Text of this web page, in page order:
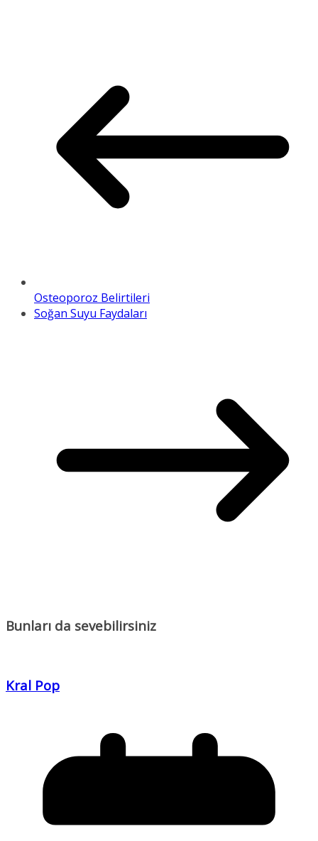
Osteoporoz Belirtileri
Soğan Suyu Faydaları
Bunları da sevebilirsiniz
Kral Pop